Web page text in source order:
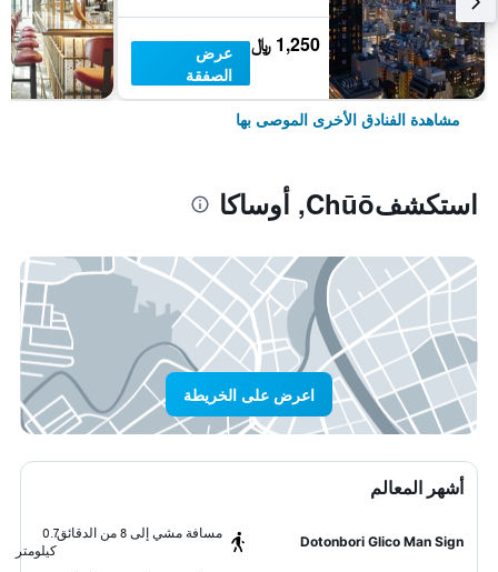
1,250 ﷼
عرض
الصفقة
مشاهدة الفنادق الأخرى الموصى بها
استكشفChūō, أوساكا
اعرض على الخريطة
أشهر المعالم
Dotonbori Glico Man Sign
مسافة مشي إلى 8 من الدقائق
0.7
كيلومتر